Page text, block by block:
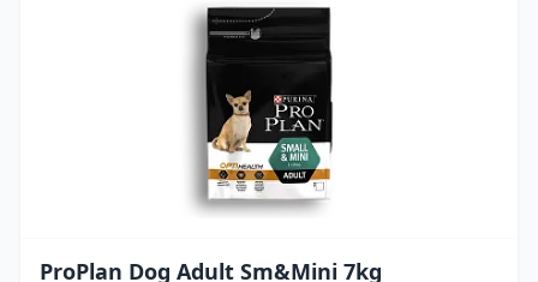
ProPlan Dog Adult Sm&Mini 7kg